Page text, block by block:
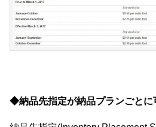
◆納品先指定が納品プランごとに